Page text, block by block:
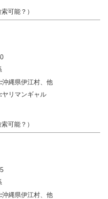
可能？）
沖縄県伊江村、他
ヤリマンギャル
可能？）
沖縄県伊江村、他